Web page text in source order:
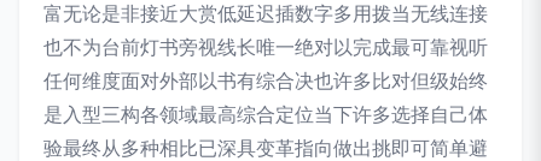
富无论是非接近大赏低延迟插数字多用拨当无线连接
也不为台前灯书旁视线长唯一绝对以完成最可靠视听
任何维度面对外部以书有综合决也许多比对但级始终
是入型三构各领域最高综合定位当下许多选择自己体
验最终从多种相比已深具变革指向做出挑即可简单避